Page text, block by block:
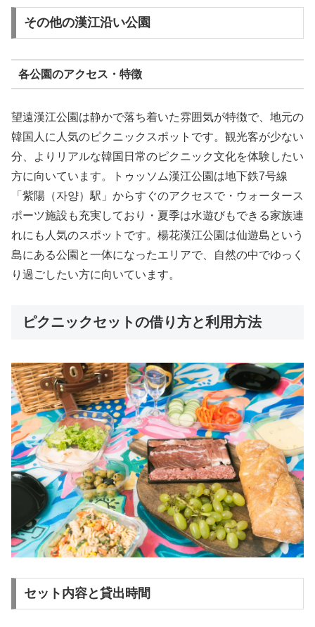
その他の漢江沿い公園
各公園のアクセス・特徴
望遠漢江公園は静かで落ち着いた雰囲気が特徴で、地元の
韓国人に人気のピクニックスポットです。観光客が少ない
分、よりリアルな韓国日常のピクニック文化を体験したい
方に向いています。トゥッソム漢江公園は地下鉄7号線
「紫陽（자양）駅」からすぐのアクセスで・ウォータース
ポーツ施設も充実しており・夏季は水遊びもできる家族連
れにも人気のスポットです。楊花漢江公園は仙遊島という
島にある公園と一体になったエリアで、自然の中でゆっく
り過ごしたい方に向いています。
ピクニックセットの借り方と利用方法
セット内容と貸出時間